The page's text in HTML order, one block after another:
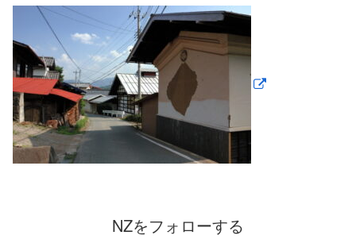
NZをフォローする